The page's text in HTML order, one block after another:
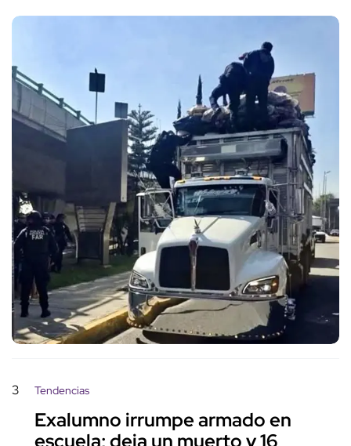
3 Tendencias
Exalumno irrumpe armado en